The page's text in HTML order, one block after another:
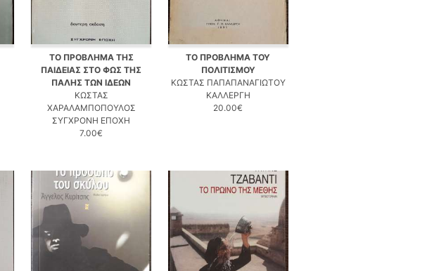
ΤΟ ΠΡΟΒΛΗΜΑ ΤΗΣ
ΠΑΙΔΕΙΑΣ ΣΤΟ ΦΩΣ ΤΗΣ
ΠΑΛΗΣ ΤΩΝ ΙΔΕΩΝ
ΚΩΣΤΑΣ
ΧΑΡΑΛΑΜΠΟΠΟΥΛΟΣ
ΣΥΓΧΡΟΝΗ ΕΠΟΧΗ
7.00€
ΤΟ ΠΡΟΒΛΗΜΑ ΤΟΥ
ΠΟΛΙΤΙΣΜΟΥ
ΚΩΣΤΑΣ ΠΑΠΑΠΑΝΑΓΙΩΤΟΥ
ΚΑΛΛΕΡΓΗ
20.00€